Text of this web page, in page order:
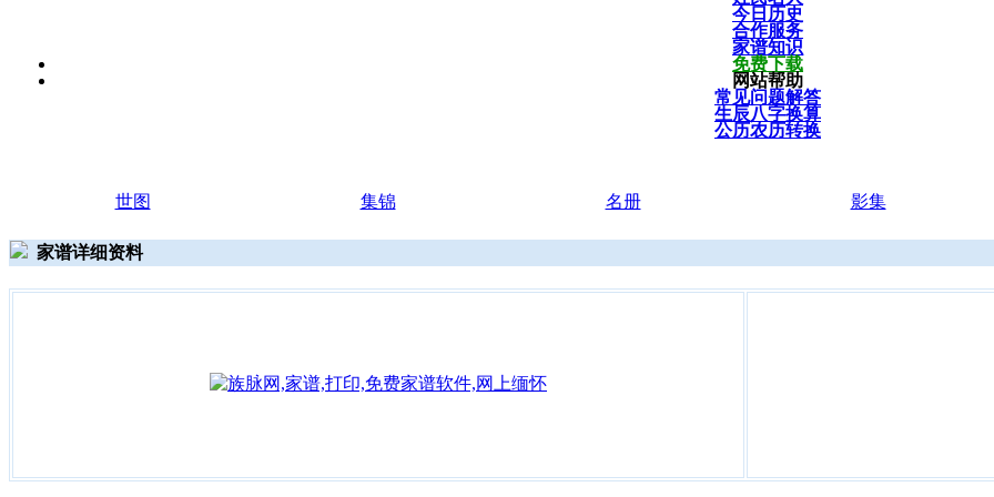
今日历史
合作服务
家谱知识
免费下载
网站帮助
常见问题解答
生辰八字换算
公历农历转换
世图 集锦 名册 影集
家谱详细资料